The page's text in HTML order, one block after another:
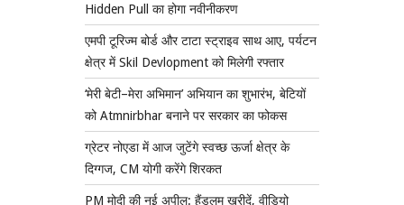
Hidden Pull का होगा नवीनीकरण
एमपी टूरिज्म बोर्ड और टाटा स्ट्राइव साथ आए, पर्यटन
क्षेत्र में Skil Devlopment को मिलेगी रफ्तार
‘मेरी बेटी–मेरा अभिमान’ अभियान का शुभारंभ, बेटियों
को Atmnirbhar बनाने पर सरकार का फोकस
ग्रेटर नोएडा में आज जुटेंगे स्वच्छ ऊर्जा क्षेत्र के
दिग्गज, CM योगी करेंगे शिरकत
PM मोदी की नई अपील: हैंडलूम खरीदें, वीडियो